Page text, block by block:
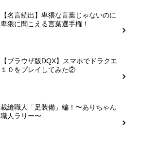
【名言続出】卑猥な言葉じゃないのに
卑猥に聞こえる言葉選手権！
【ブラウザ版DQX】スマホでドラクエ
１０をプレイしてみた②
裁縫職人「足装備」編！〜ありちゃん
職人ラリー〜